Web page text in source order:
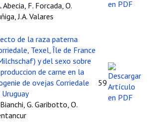
Abecia, F. Forcada, O.
J.A. Valares
de la raza paterna
Texel, Île de France
y del sexo sobre
de carne en la
de ovejas Corriedale
Uruguay
G. Garibotto, O.
59